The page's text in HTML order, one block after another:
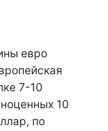
евро
7-10
10
по